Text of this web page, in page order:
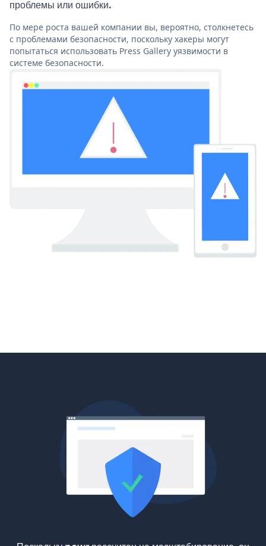
проблемы или ошибки.
По мере роста вашей компании вы, вероятно, столкнетесь
с проблемами безопасности, поскольку хакеры могут
попытаться использовать Press Gallery уязвимости в
системе безопасности.